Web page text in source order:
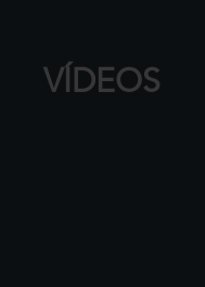
VÍDEOS